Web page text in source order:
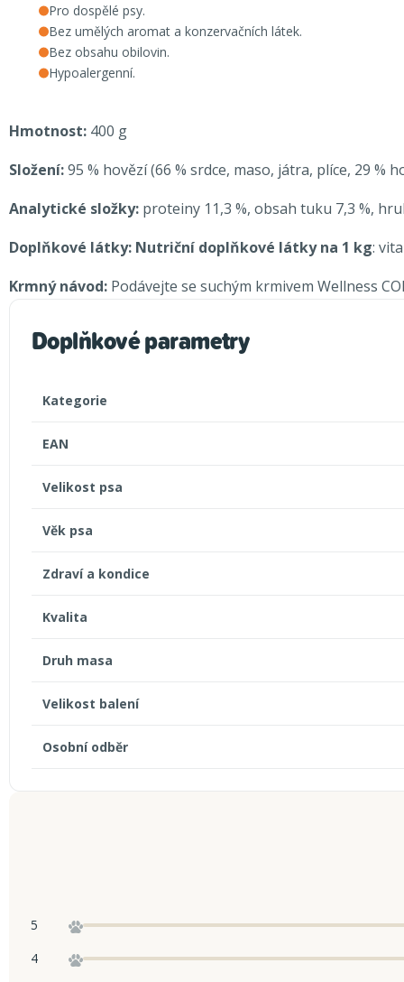
Pro dospělé psy.
Bez umělých aromat a konzervačních látek.
Bez obsahu obilovin.
Hypoalergenní.
Hmotnost: 400 g
Složení:95 % hovězí (66 % srdce, maso, játra, plíce, 29 %
Analytické složky: proteiny 11,3 %, obsah tuku 7,3 %,
Doplňkové látky: Nutriční doplňkové látky na 1 kg:
Krmný návod: Podávejte se suchým krmivem Wellness
Doplňkové parametry
Kategorie
EAN
Velikost psa
Věk psa
Zdraví a kondice
Kvalita
Druh masa
Velikost balení
Osobní odběr
5
4